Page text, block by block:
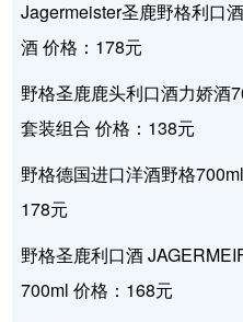
Jagermeister圣鹿野格利口
酒 价格：178元
野格圣鹿鹿头利口酒力娇酒
套装组合 价格：138元
野格德国进口洋酒野格
178元
野格圣鹿利口酒
700ml 价格：168元